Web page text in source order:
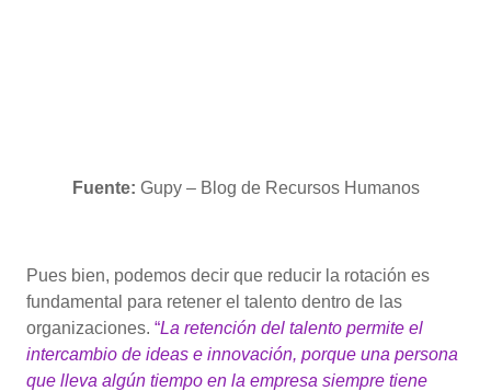
Fuente: Gupy – Blog de Recursos Humanos
Pues bien, podemos decir que reducir la rotación es
fundamental para retener el talento dentro de las
organizaciones. “La retención del talento permite el
intercambio de ideas e innovación, porque una persona
que lleva algún tiempo en la empresa siempre tiene